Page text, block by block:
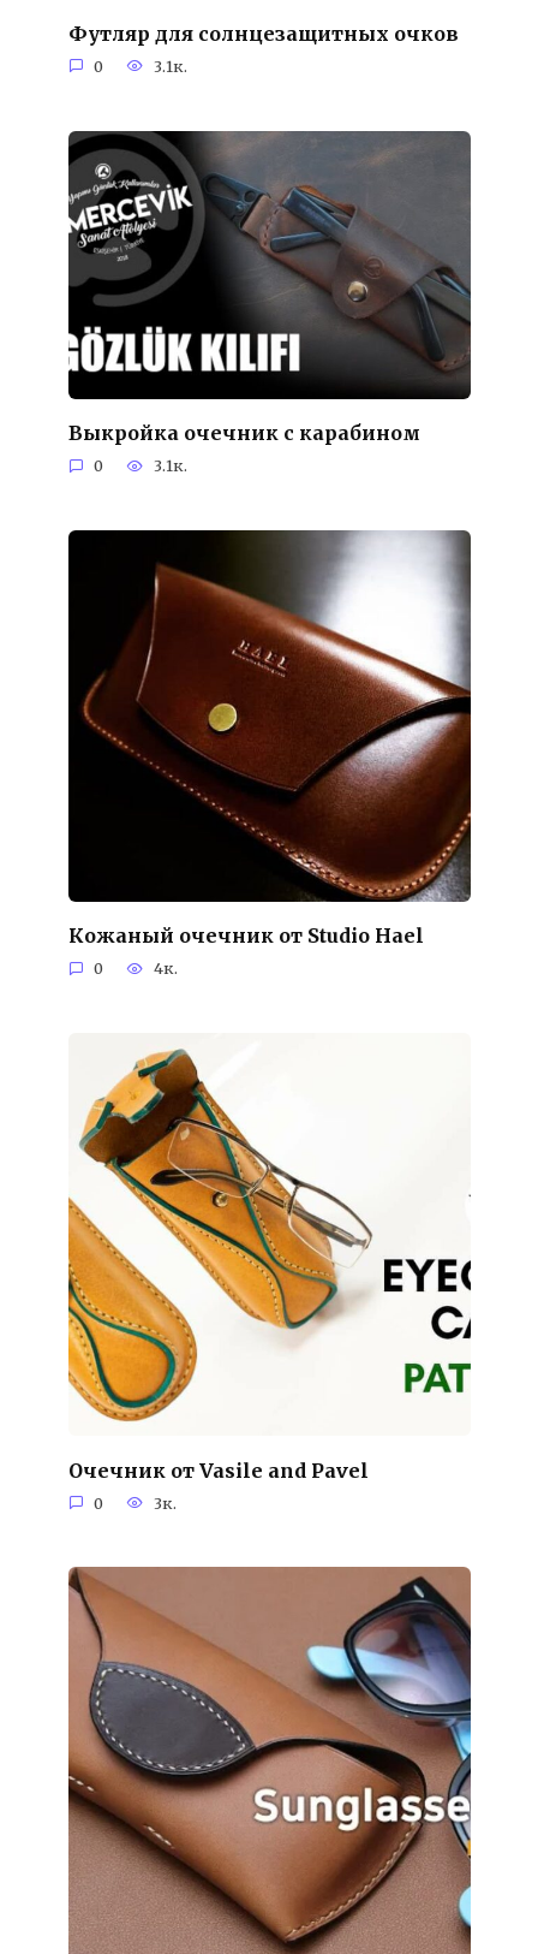
Футляр для солнцезащитных очков
0 3.1к.
Выкройка очечник с карабином
0 3.1к.
Кожаный очечник от Studio Hael
0 4к.
Очечник от Vasile and Pavel
0 3к.